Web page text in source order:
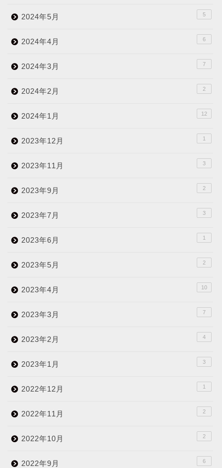
2024年5月 5
2024年4月 6
2024年3月 7
2024年2月 2
2024年1月 12
2023年12月 1
2023年11月 3
2023年9月 2
2023年7月 3
2023年6月 1
2023年5月 2
2023年4月 10
2023年3月 7
2023年2月 4
2023年1月 3
2022年12月 1
2022年11月 2
2022年10月 2
2022年9月 6